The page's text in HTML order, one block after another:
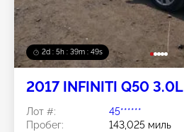
2d : 5h : 39m : 46s
2017 INFINITI Q50 3.0L
Лот #:
45******
Пробег:
143,025 миль